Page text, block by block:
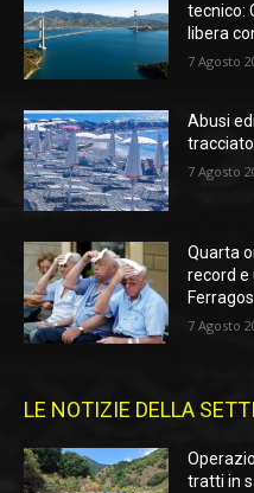
tecnico:
libera
7 Agosto
Abusi
7 Agosto
Quarta
record e
7 Agosto
LE NOTIZIE DELLA
tratti in